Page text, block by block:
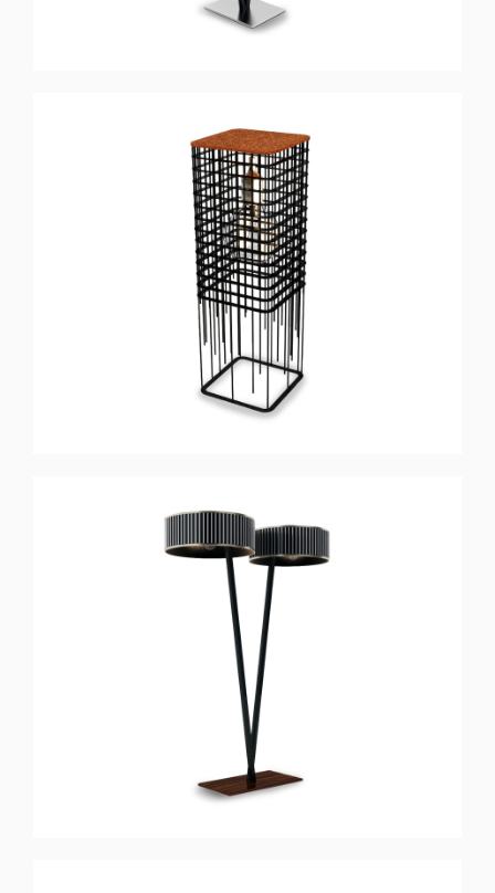
GLARE
Candeeiro de Pé
TWINS
Candeeiro de Pé